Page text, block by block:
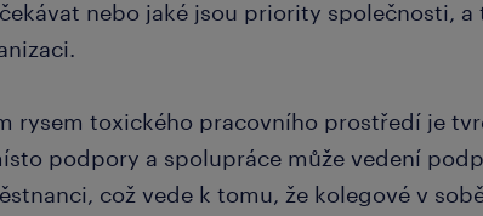
nebo jaké jsou priority společnosti, a
rysem toxického pracovního prostředí je
podpory a spolupráce může vedení
což vede k tomu, že kolegové v